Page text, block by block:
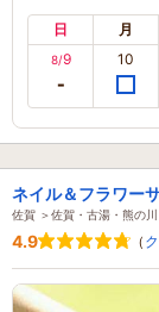
日 月
8/9 10
ネイル＆フラワー
佐賀 ＞佐賀・古湯・熊の
4.9 （